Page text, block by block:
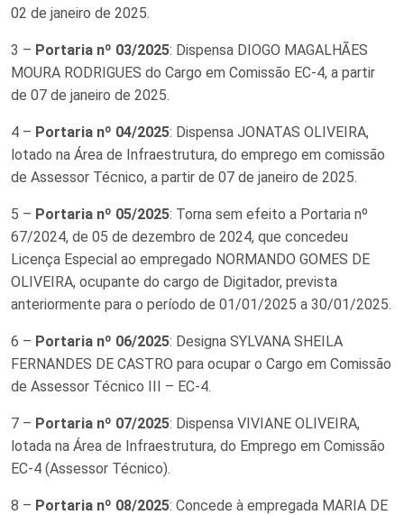
02 de janeiro de 2025.
3 – Portaria nº 03/2025: Dispensa DIOGO MAGALHÃES
MOURA RODRIGUES do Cargo em Comissão EC-4, a partir
de 07 de janeiro de 2025.
4 – Portaria nº 04/2025: Dispensa JONATAS OLIVEIRA,
lotado na Área de Infraestrutura, do emprego em comissão
de Assessor Técnico, a partir de 07 de janeiro de 2025.
5 – Portaria nº 05/2025: Torna sem efeito a Portaria nº
67/2024, de 05 de dezembro de 2024, que concedeu
Licença Especial ao empregado NORMANDO GOMES DE
OLIVEIRA, ocupante do cargo de Digitador, prevista
anteriormente para o período de 01/01/2025 a 30/01/2025.
6 – Portaria nº 06/2025: Designa SYLVANA SHEILA
FERNANDES DE CASTRO para ocupar o Cargo em Comissão
de Assessor Técnico III – EC-4.
7 – Portaria nº 07/2025: Dispensa VIVIANE OLIVEIRA,
lotada na Área de Infraestrutura, do Emprego em Comissão
EC-4 (Assessor Técnico).
8 – Portaria nº 08/2025: Concede à empregada MARIA DE